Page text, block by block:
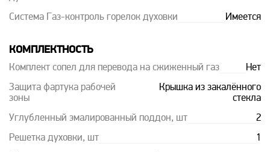
Система Газ-контроль горелок духовки Имеется
КОМПЛЕКТНОСТЬ
Комплект сопел для перевода на сжиженный газ Нет
Защита фартука рабочей
зоны
Крышка из закалённого
стекла
Углубленный эмалированный поддон, шт 2
Решетка духовки, шт 1